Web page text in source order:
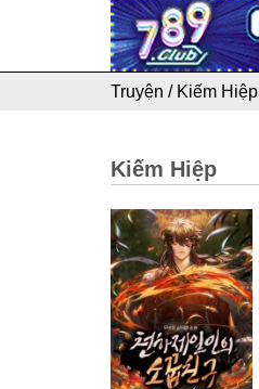
Truyện / Kiếm Hiệp
Kiếm Hiệp